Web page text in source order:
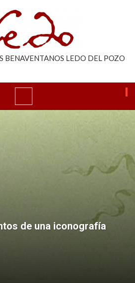
BENAVENTANOS LEDO DEL POZO
de una iconografía